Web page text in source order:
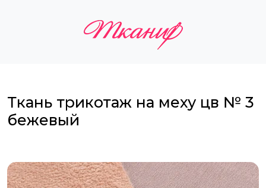
Ткань трикотаж на меху цв № 3
бежевый